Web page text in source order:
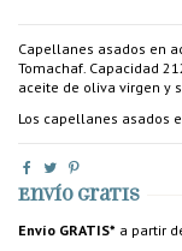
Capellanes asados en
Tomachaf. Capacidad
aceite de oliva virgen y
Los capellanes asados
Envío gratis
Envío GRATIS* a partir